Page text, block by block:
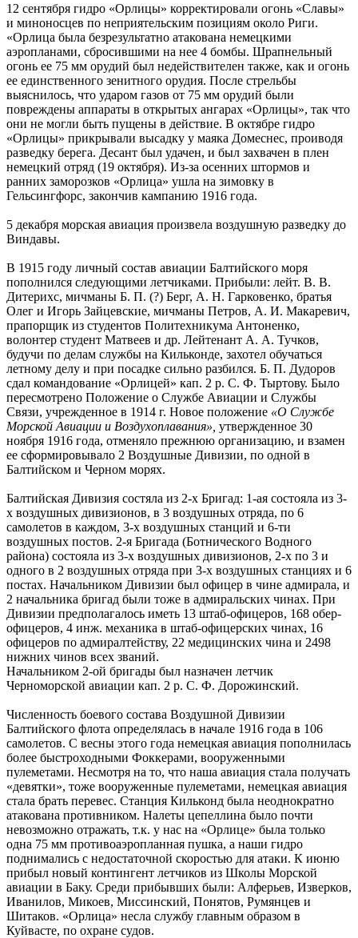
12 сентября гидро «Орлицы» корректировали огонь «Славы»
и миноносцев по неприятельским позициям около Риги.
«Орлица была безрезультатно атакована немецкими
аэропланами, сбросившими на нее 4 бомбы. Шрапнельный
огонь ее 75 мм орудий был недействителен также, как и огонь
ее единственного зенитного орудия. После стрельбы
выяснилось, что ударом газов от 75 мм орудий были
повреждены аппараты в открытых ангарах «Орлицы», так что
они не могли быть пущены в действие. В октябре гидро
«Орлицы» прикрывали высадку у маяка Домеснес, проиводя
разведку берега. Десант был удачен, и был захвачен в плен
немецкий отряд (19 октября). Из-за осенних штормов и
ранних заморозков «Орлица» ушла на зимовку в
Гельсингфорс, закончив кампанию 1916 года.
5 декабря морская авиация произвела воздушную разведку до
Виндавы.
В 1915 году личный состав авиации Балтийского моря
пополнился следующими летчиками. Прибыли: лейт. В. В.
Дитерихс, мичманы Б. П. (?) Берг, А. Н. Гарковенко, братья
Олег и Игорь Зайцевские, мичманы Петров, А. И. Макаревич,
прапорщик из студентов Политехникума Антоненко,
волонтер студент Матвеев и др. Лейтенант А. А. Тучков,
будучи по делам службы на Кильконде, захотел обучаться
летному делу и при посадке сильно разбился. Б. П. Дудоров
сдал командование «Орлицей» кап. 2 р. С. Ф. Тыртову. Было
пересмотрено Положение о Службе Авиации и Службы
Связи, учрежденное в 1914 г. Новое положение «О Службе
Морской Авиации и Воздухоплавания», утвержденное 30
ноября 1916 года, отменяло прежнюю организацию, и взамен
ее сформировывало 2 Воздушные Дивизии, по одной в
Балтийском и Черном морях.
Балтийская Дивизия состяла из 2-х Бригад: 1-ая состояла из 3-
х воздушных дивизионов, в 3 воздушных отряда, по 6
самолетов в каждом, 3-х воздушных станций и 6-ти
воздушных постов. 2-я Бригада (Ботнического Водного
района) состояла из 3-х воздушных дивизионов, 2-х по 3 и
одного в 2 воздушных отряда при 3-х воздушных станциях и 6
постах. Начальником Дивизии был офицер в чине адмирала, и
2 начальника бригад были тоже в адмиральских чинах. При
Дивизии предполагалось иметь 13 штаб-офицеров, 168 обер-
офицеров, 4 инж. механика в штаб-офицерских чинах, 16
офицеров по адмиралтейству, 22 медицинских чина и 2498
нижних чинов всех званий.
Начальником 2-ой бригады был назначен летчик
Черноморской авиации кап. 2 р. С. Ф. Дорожинский.
Численность боевого состава Воздушной Дивизии
Балтийского флота определялась в начале 1916 года в 106
самолетов. С весны этого года немецкая авиация пополнилась
более быстроходными Фоккерами, вооруженными
пулеметами. Несмотря на то, что наша авиация стала получать
«девятки», тоже вооруженные пулеметами, немецкая авиация
стала брать перевес. Станция Кильконд была неоднократно
атакована противником. Налеты цепеллина было почти
невозможно отражать, т.к. у нас на «Орлице» была только
одна 75 мм противоаэропланная пушка, а наши гидро
поднимались с недостаточной скоростью для атаки. К июню
прибыл новый контингент летчиков из Школы Морской
авиации в Баку. Среди прибывших были: Алферьев, Изверков,
Иванилов, Микоев, Миссинский, Понятов, Румянцев и
Шитаков. «Орлица» несла службу главным образом в
Куйвасте, по охране судов.